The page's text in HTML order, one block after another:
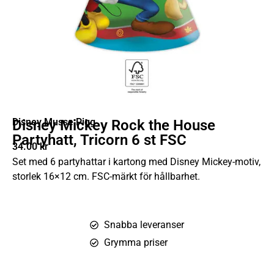
Disney Musse Pigg
Disney Mickey Rock the House
Partyhatt, Tricorn 6 st FSC
34.00kr
Set med 6 partyhattar i kartong med Disney Mickey-motiv,
storlek 16×12 cm. FSC-märkt för hållbarhet.
Snabba leveranser
Grymma priser